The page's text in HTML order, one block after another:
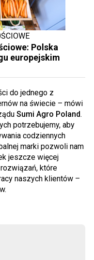
Polska
europejskim
do jednego z
na świecie – mówi
Sumi Agro Poland.
potrzebujemy, aby
codziennych
marki pozwoli nam
jeszcze więcej
które
naszych klientów –